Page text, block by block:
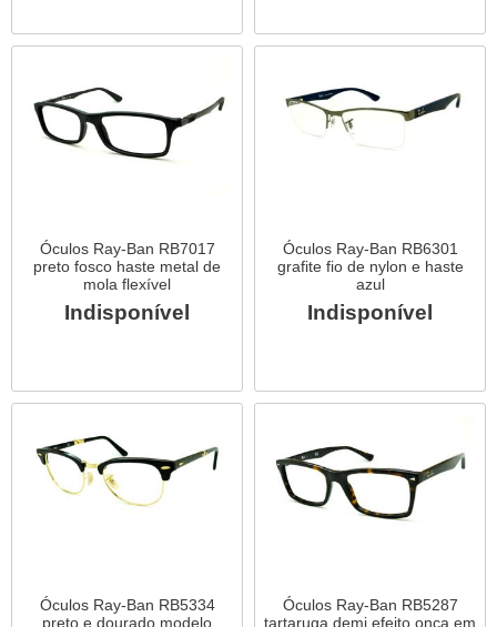
Óculos Ray-Ban RB7017
preto fosco haste metal de
mola flexível
Indisponível
Óculos Ray-Ban RB6301
grafite fio de nylon e haste
azul
Indisponível
Óculos Ray-Ban RB5334
preto e dourado modelo
Óculos Ray-Ban RB5287
tartaruga demi efeito onça em